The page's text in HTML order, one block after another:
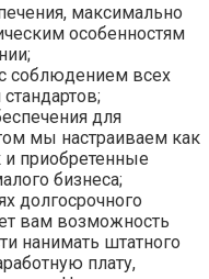
максимально
особенностям
соблюдением всех
для
мы настраиваем как
приобретенные
бизнеса;
долгосрочного
вам возможность
нанимать штатного
плату,